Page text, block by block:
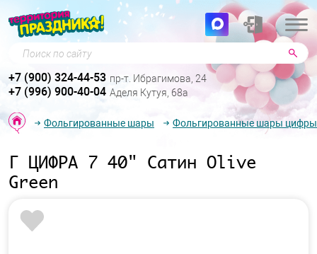
Поиск по сайту
+7 (900) 324-44-53 пр-т. Ибрагимова, 24
+7 (996) 900-40-04 Аделя Кутуя, 68а
Фольгированные шары Фольгированные шары цифры
Г ЦИФРА 7 40" Сатин Olive
Green